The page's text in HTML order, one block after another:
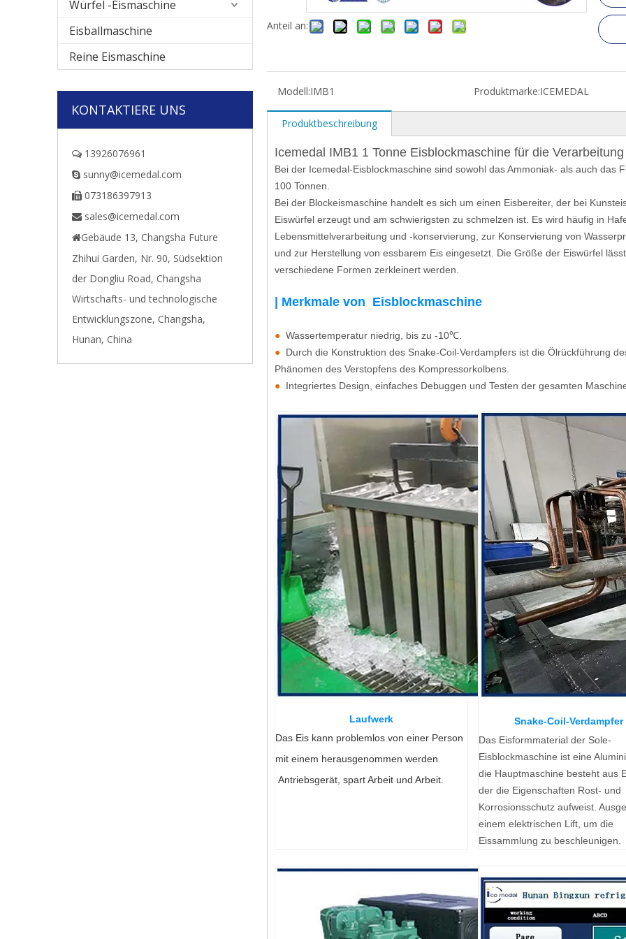
Würfel -Eismaschine
Eisballmaschine
Reine Eismaschine
KONTAKTIERE UNS
 13926076961
 sunny@icemedal.com
 073186397913
 sales@icemedal.com
Gebäude 13, Changsha Future
Zhihui Garden, Nr. 90, Südsektion
der Dongliu Road, Changsha
Wirtschafts- und technologische
Entwicklungszone, Changsha,
Hunan, China
Anteil an:
Modell:IMB1 Produktmarke:ICEMEDAL
Produktbeschreibung
Icemedal IMB1 1 Tonne Eisblockmaschine für die
Bei der Icemedal-Eisblockmaschine sind sowohl das Ammoniak- als auch das
100 Tonnen.
Bei der Blockeismaschine handelt es sich um einen Eisbereiter, der bei
Eiswürfel erzeugt und am schwierigsten zu schmelzen ist. Es wird häufig in
Lebensmittelverarbeitung und -konservierung, zur Konservierung von
und zur Herstellung von essbarem Eis eingesetzt. Die Größe der Eiswürfel
verschiedene Formen zerkleinert werden.
| Merkmale von Eisblockmaschine
● Wassertemperatur niedrig, bis zu -10℃.
● Durch die Konstruktion des Snake-Coil-Verdampfers ist die Ölrückführung
Phänomen des Verstopfens des Kompressorkolbens.
● Integriertes Design, einfaches Debuggen und Testen der gesamten
Laufwerk
Das Eis kann problemlos von einer Person
mit einem herausgenommen werden
Antriebsgerät, spart Arbeit und Arbeit.
Snake-Coil-
Das Eisformmaterial der Sole-
Eisblockmaschine ist eine
die Hauptmaschine besteht aus
der die Eigenschaften Rost- und
Korrosionsschutz aufweist.
einem elektrischen Lift, um die
Eissammlung zu beschleunigen.